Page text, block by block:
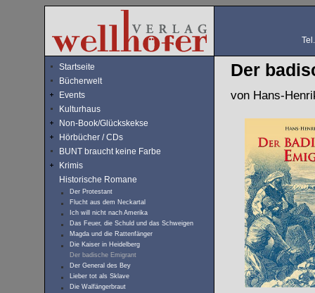
Startseite
Bücherwelt
Events
Kulturhaus
Non-Book/Glückskekse
Hörbücher / CDs
BUNT braucht keine Farbe
Krimis
Historische Romane
Der Protestant
Flucht aus dem Neckartal
Ich will nicht nach Amerika
Das Feuer, die Schuld und das Schweigen
Magda und die Rattenfänger
Die Kaiser in Heidelberg
Der badische Emigrant
Der General des Bey
Lieber tot als Sklave
Die Walfängerbraut
Der
von Hans-